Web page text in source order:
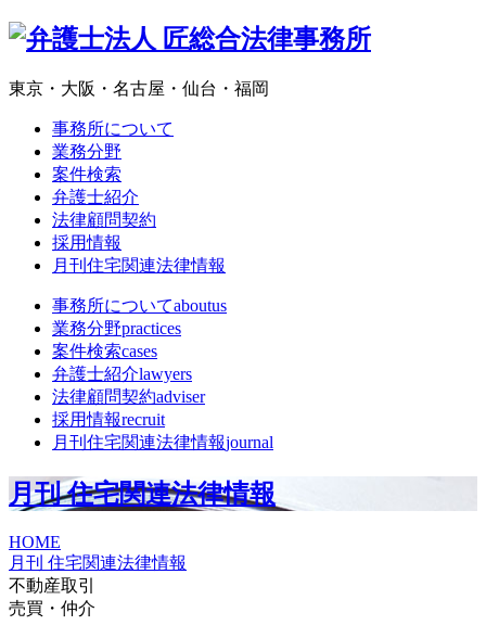
東京・大阪・名古屋・仙台・福岡
事務所について
業務分野
案件検索
弁護士紹介
法律顧問契約
採用情報
月刊住宅関連法律情報
事務所についてaboutus
業務分野practices
案件検索cases
弁護士紹介lawyers
法律顧問契約adviser
採用情報recruit
月刊住宅関連法律情報journal
月刊 住宅関連法律情報
HOME
月刊 住宅関連法律情報
不動産取引
売買・仲介